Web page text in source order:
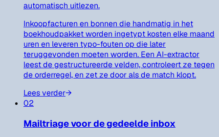
automatisch uitlezen.
Inkoopfacturen en bonnen die handmatig in het
boekhoudpakket worden ingetypt kosten elke maand
uren en leveren typo-fouten op die later
teruggevonden moeten worden. Een AI-extractor
leest de gestructureerde velden, controleert ze tegen
de orderregel, en zet ze door als de match klopt.
Lees verder→
02
Mailtriage voor de gedeelde inbox